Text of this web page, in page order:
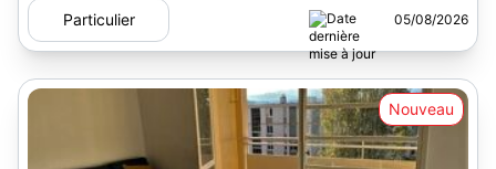
Particulier 05/08/2026
Nouveau